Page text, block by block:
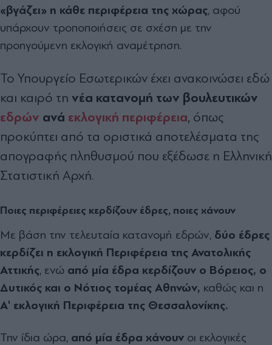
«βγάζει» η κάθε περιφέρεια της χώρας, αφού
υπάρχουν τροποποιήσεις σε σχέση με την
προηγούμενη εκλογική αναμέτρηση.
Το Υπουργείο Εσωτερικών έχει ανακοινώσει εδώ
και καιρό τη νέα κατανομή των βουλευτικών
εδρών ανά εκλογική περιφέρεια, όπως
προκύπτει από τα οριστικά αποτελέσματα της
απογραφής πληθυσμού που εξέδωσε η Ελληνική
Στατιστική Αρχή.
Ποιες περιφέρειες κερδίζουν έδρες, ποιες χάνουν
Με βάση την τελευταία κατανομή εδρών, δύο έδρες
κερδίζει η εκλογική Περιφέρεια της Ανατολικής
Αττικής, ενώ από μία έδρα κερδίζουν ο Βόρειος, ο
Δυτικός και ο Νότιος τομέας Αθηνών, καθώς και η
Α' εκλογική Περιφέρεια της Θεσσαλονίκης.
Την ίδια ώρα, από μία έδρα χάνουν οι εκλογικές